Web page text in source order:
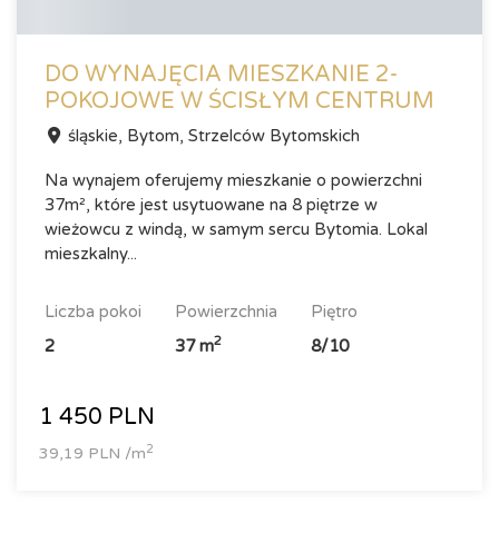
DO WYNAJĘCIA MIESZKANIE 2-
POKOJOWE W ŚCISŁYM CENTRUM
śląskie, Bytom, Strzelców Bytomskich
Na wynajem oferujemy mieszkanie o powierzchni
37m², które jest usytuowane na 8 piętrze w
wieżowcu z windą, w samym sercu Bytomia. Lokal
mieszkalny...
liczba pokoi
2
powierzchnia
37 m2
piętro
8/10
1 450 PLN
39,19 PLN /m2